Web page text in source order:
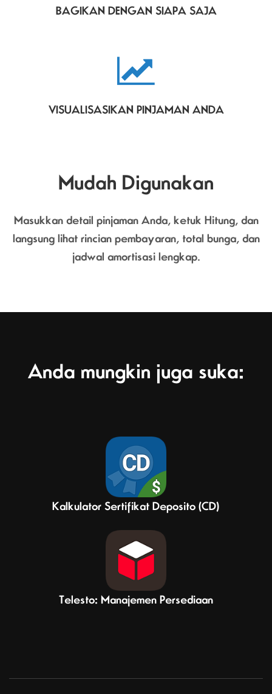
BAGIKAN DENGAN SIAPA SAJA
VISUALISASIKAN PINJAMAN ANDA
Mudah Digunakan
Masukkan detail pinjaman Anda, ketuk Hitung, dan
langsung lihat rincian pembayaran, total bunga, dan
jadwal amortisasi lengkap.
Anda mungkin juga suka:
Kalkulator Sertifikat Deposito (CD)
Telesto: Manajemen Persediaan